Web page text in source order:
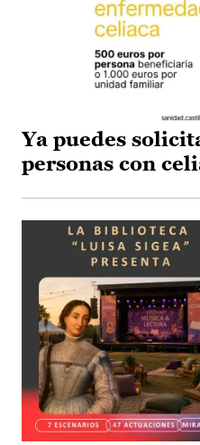
Ya puedes
personas con